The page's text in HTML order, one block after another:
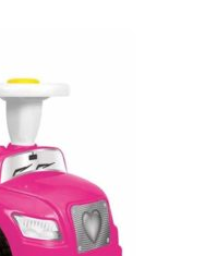
Ce
produit
a